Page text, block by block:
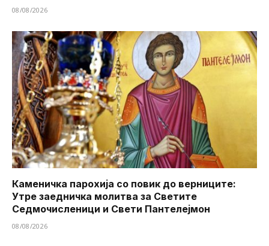
08/08/2026
Каменичка парохија со повик до верниците:
Утре заедничка молитва за Светите
Седмочисленици и Свети Пантелејмон
08/08/2026